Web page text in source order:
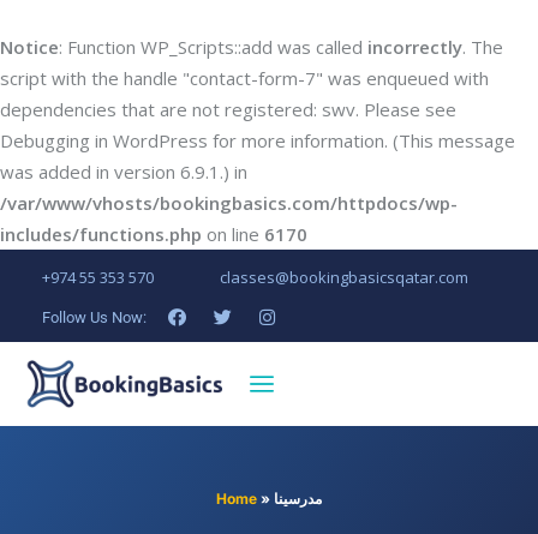
Notice: Function WP_Scripts::add was called incorrectly. The
script with the handle "contact-form-7" was enqueued with
dependencies that are not registered: swv. Please see
Debugging in WordPress for more information. (This message
was added in version 6.9.1.) in
/var/www/vhosts/bookingbasics.com/httpdocs/wp-
includes/functions.php on line 6170
+974 55 353 570 classes@bookingbasicsqatar.com
Follow Us Now:
Home » مدرسينا